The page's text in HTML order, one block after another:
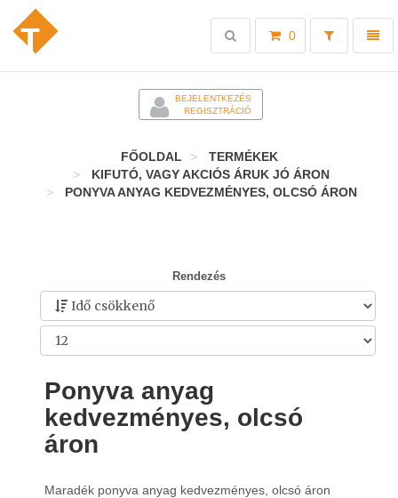
Toggle
0
Toggle
search
BEJELENTKEZÉS
REGISZTRÁCIÓ
FŐOLDAL
TERMÉKEK
KIFUTÓ, VAGY AKCIÓS ÁRUK JÓ ÁRON
PONYVA ANYAG KEDVEZMÉNYES, OLCSÓ ÁRON
Rendezés
Ponyva anyag
kedvezményes, olcsó
áron
Maradék ponyva anyag kedvezményes, olcsó áron